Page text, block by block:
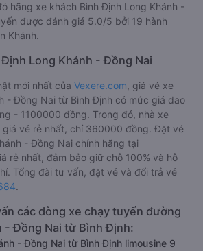
hãng xe khách Bình Định Long Khánh -
được đánh giá 5.0/5 bởi 19 hành
Khánh.
Long Khánh - Đồng Nai
mới nhất của Vexere.com , giá vé xe
- Đồng Nai từ Bình Định có mức giá dao
- 1100000 đồng. Trong đó, nhà xe
giá vé rẻ nhất, chỉ 360000 đồng. Đặt vé
- Đồng Nai chính hãng tại
rẻ nhất, đảm bảo giữ chỗ 100% và hỗ
Tổng đài tư vấn, đặt vé và đổi trả vé
.
các dòng xe chạy tuyến đường
- Đồng Nai từ Bình Định:
- Đồng Nai từ Bình Định limousine 9